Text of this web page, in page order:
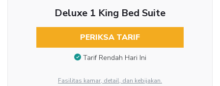
Deluxe 1 King Bed Suite
PERIKSA TARIF
Tarif Rendah Hari Ini
Fasilitas kamar, detail, dan kebijakan.